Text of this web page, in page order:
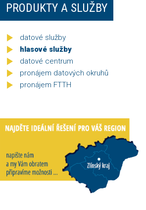
PRODUKTY A SLUŽBY
datové služby
hlasové služby
datové centrum
pronájem datových okruhů
pronájem FTTH